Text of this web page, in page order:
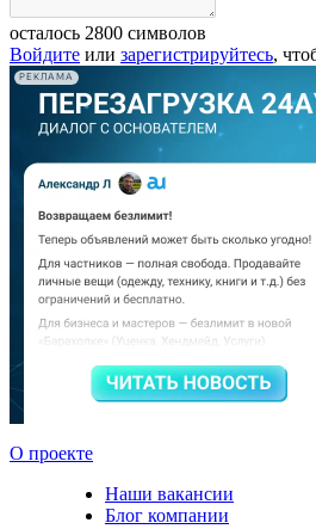
осталось 2800 символов
Войдите или зарегистрируйтесь,
РЕКЛАМА
О проекте
Наши вакансии
Блог компании